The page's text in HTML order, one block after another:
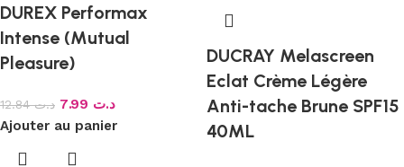
DUREX Performax
Intense (Mutual
Pleasure)
د.ت12.84 د.ت
Ajouter au panier
DUCRAY Melascreen
Eclat Crème Légère
Anti-tache Brune SPF15
40ML